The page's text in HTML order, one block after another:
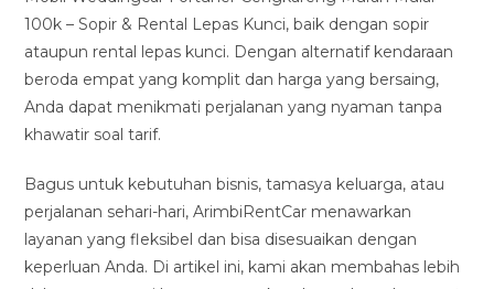
100k – Sopir & Rental Lepas Kunci, baik dengan sopir
ataupun rental lepas kunci. Dengan alternatif kendaraan
beroda empat yang komplit dan harga yang bersaing,
Anda dapat menikmati perjalanan yang nyaman tanpa
khawatir soal tarif.
Bagus untuk kebutuhan bisnis, tamasya keluarga, atau
perjalanan sehari-hari, ArimbiRentCar menawarkan
layanan yang fleksibel dan bisa disesuaikan dengan
keperluan Anda. Di artikel ini, kami akan membahas lebih